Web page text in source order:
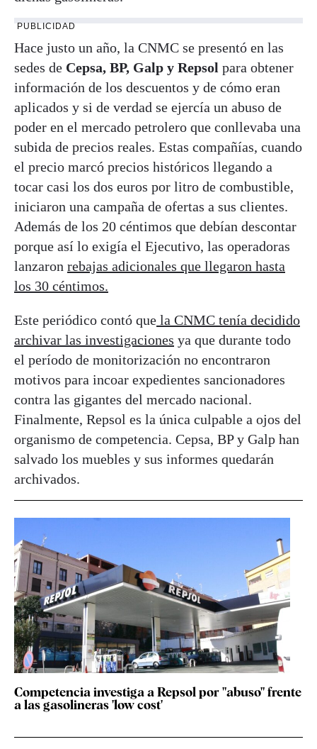
PUBLICIDAD
Hace justo un año, la CNMC se presentó en las
sedes de Cepsa, BP, Galp y Repsol para obtener
información de los descuentos y de cómo eran
aplicados y si de verdad se ejercía un abuso de
poder en el mercado petrolero que conllevaba una
subida de precios reales. Estas compañías, cuando
el precio marcó precios históricos llegando a
tocar casi los dos euros por litro de combustible,
iniciaron una campaña de ofertas a sus clientes.
Además de los 20 céntimos que debían descontar
porque así lo exigía el Ejecutivo, las operadoras
lanzaron rebajas adicionales que llegaron hasta
los 30 céntimos.
Este periódico contó que la CNMC tenía decidido
archivar las investigaciones ya que durante todo
el período de monitorización no encontraron
motivos para incoar expedientes sancionadores
contra las gigantes del mercado nacional.
Finalmente, Repsol es la única culpable a ojos del
organismo de competencia. Cepsa, BP y Galp han
salvado los muebles y sus informes quedarán
archivados.
Competencia investiga a Repsol por "abuso" frente
a las gasolineras 'low cost'